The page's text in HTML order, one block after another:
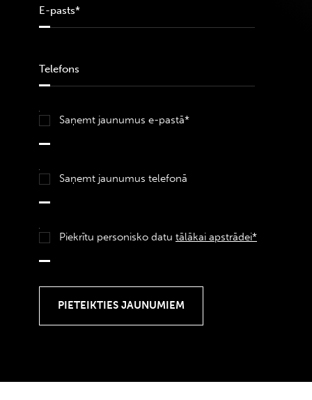
Saņemt jaunumus e-pastā*
Saņemt jaunumus telefonā
Piekrītu personisko datu tālākai apstrādei*